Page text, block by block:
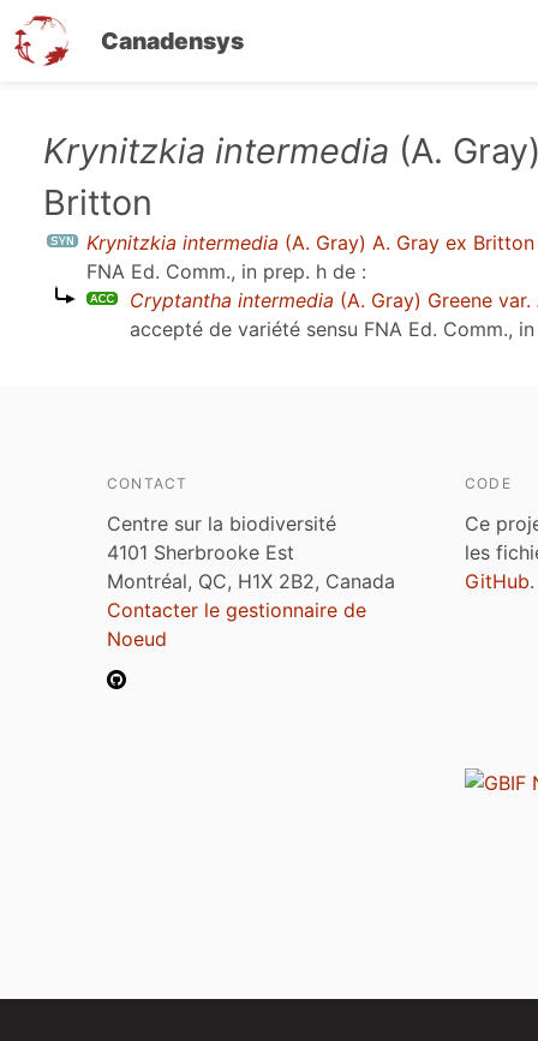
Canadensys
contenu
Krynitzkia intermedia (A.
Britton
Krynitzkia intermedia (A. Gray) A. Gray ex Britton
FNA Ed. Comm., in prep. h de :
Cryptantha intermedia (A. Gray) Greene var.
accepté de variété sensu FNA Ed. Comm.,
CONTACT
Centre sur la biodiversité
4101 Sherbrooke Est
Montréal, QC, H1X 2B2, Canada
Contacter le gestionnaire de
Noeud
CODE
Ce
les
GitHub.